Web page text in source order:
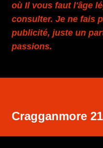
où Il vous faut l'âge
consulter. Je ne fais
publicité, juste un
passions.
Cragganmore